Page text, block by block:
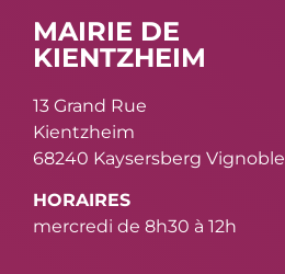
MAIRIE DE
KIENTZHEIM
13 Grand Rue
Kientzheim
68240 Kaysersberg Vignoble
HORAIRES
mercredi de 8h30 à 12h